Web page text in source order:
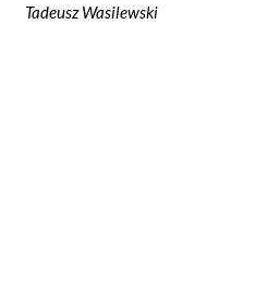
Tadeusz Wasilewski